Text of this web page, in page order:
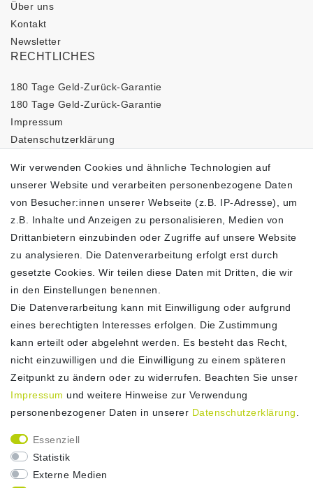
Über uns
Kontakt
Newsletter
RECHTLICHES
180 Tage Geld-Zurück-Garantie
180 Tage Geld-Zurück-Garantie
Impressum
Daten­schutz­erklärung
Barrierefreiheitserklärung
Widerrufs­recht
LOGISTIKPARTNER
ZAHLUNG
Wir verwenden Cookies und ähnliche Technologien auf
unserer Website und verarbeiten personenbezogene Daten
von Besucher:innen unserer Webseite (z.B. IP-Adresse), um
z.B. Inhalte und Anzeigen zu personalisieren, Medien von
Drittanbietern einzubinden oder Zugriffe auf unsere Website
zu analysieren. Die Datenverarbeitung erfolgt erst durch
gesetzte Cookies. Wir teilen diese Daten mit Dritten, die wir
in den Einstellungen benennen.
Die Datenverarbeitung kann mit Einwilligung oder aufgrund
eines berechtigten Interesses erfolgen. Die Zustimmung
kann erteilt oder abgelehnt werden. Es besteht das Recht,
nicht einzuwilligen und die Einwilligung zu einem späteren
Zeitpunkt zu ändern oder zu widerrufen. Beachten Sie unser
Impressum und weitere Hinweise zur Verwendung
personenbezogener Daten in unserer Daten­schutz­erklärung
Essenziell
Statistik
Externe Medien